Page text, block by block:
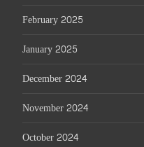
February 2025
January 2025
December 2024
November 2024
October 2024